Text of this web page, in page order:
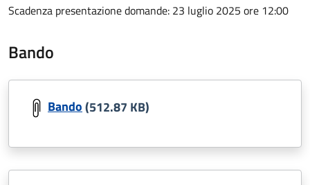
Scadenza presentazione domande: 23 luglio 2025 ore 12:00
Bando
Bando(512.87 KB)